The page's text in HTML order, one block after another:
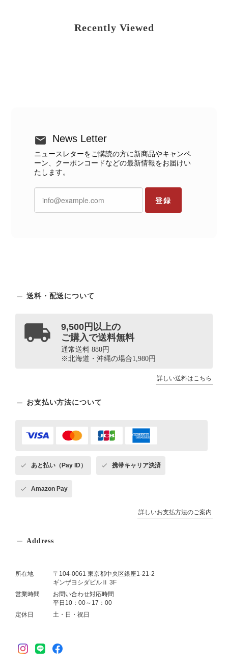
Recently Viewed
News Letter
ニュースレターをご購読の方に新商品やキャンペ
ーン、クーポンコードなどの最新情報をお届けい
たします。
登録
送料・配送について
9,500円以上の
ご購入で送料無料
通常送料 880円
※北海道・沖縄の場合1,980円
詳しい送料はこちら
お支払い方法について
あと払い（Pay ID） 携帯キャリア決済
Amazon Pay
詳しいお支払方法のご案内
Address
所在地
〒104-0061 東京都中央区銀座1-21-2
ギンザヨシダビルⅡ 3F
営業時間
お問い合わせ対応時間
平日10：00～17：00
定休日
土・日・祝日